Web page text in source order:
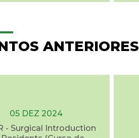
ANTERIORES
05 DEZ 2024
- Surgical Introduction